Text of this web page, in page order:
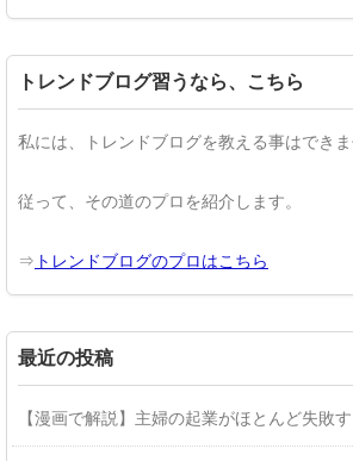
トレンドブログ習うなら、こちら
私には、トレンドブログを教える事はできま
従って、その道のプロを紹介します。
⇒ トレンドブログのプロはこちら
最近の投稿
【漫画で解説】主婦の起業がほとんど失敗